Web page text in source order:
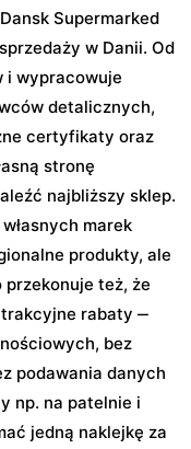
Supermarked
w Danii. Od
i wypracowuje
detalicznych,
certyfikaty oraz
stronę
najbliższy sklep.
marek
produkty, ale
też, że
rabaty ‒
bez
podawania danych
np. na patelnie i
jedną naklejkę za